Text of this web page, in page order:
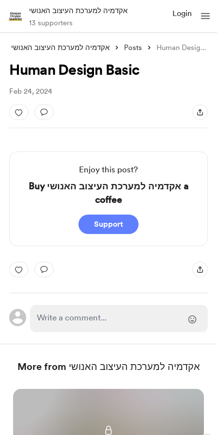
אקדמיה למערכת העיצוב האנושי
13 supporters
Login
אקדמיה למערכת העיצוב האנושי Posts Human Design Basic
Human Design Basic
Feb 24, 2024
Enjoy this post?
Buy אקדמיה למערכת העיצוב האנושי a
coffee
Support
More from אקדמיה למערכת העיצוב האנושי